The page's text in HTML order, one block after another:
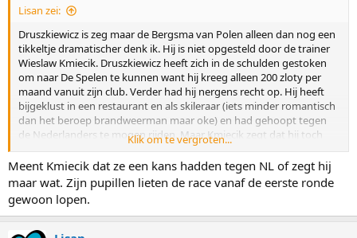
Lisan zei:
Druszkiewicz is zeg maar de Bergsma van Polen alleen dan nog een
tikkeltje dramatischer denk ik. Hij is niet opgesteld door de trainer
Wieslaw Kmiecik. Druszkiewicz heeft zich in de schulden gestoken
om naar De Spelen te kunnen want hij kreeg alleen 200 zloty per
maand vanuit zijn club. Verder had hij nergens recht op. Hij heeft
bijgeklust in een restaurant en als skileraar (iets minder romantisch
dan het beroep brandweerman maar oke) en had gehoopt tegen
de Nederlanders te mogen rijden. Maar Kmiecik zegt dat hij toch
geloofde dat er misschien iets kon gebeuren tegen de Nederlanders
en daarom Druszkiewicz niet heeft opgesteld. Druszkiewicz baalt
dat ze niet dezelfde keuze hebben gemaakt als bij de dames met
Wozniak. 25 maart worden de beurzen verdeeld. Maar Druszkiewicz
zal wrs stoppen omdat er geen geld meer is.
Klik om te vergroten...
Meent Kmiecik dat ze een kans hadden tegen NL of zegt hij
maar wat. Zijn pupillen lieten de race vanaf de eerste ronde
gewoon lopen.